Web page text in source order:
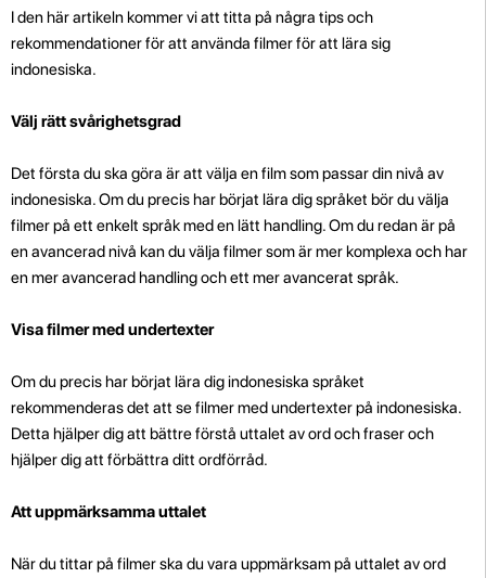
I den här artikeln kommer vi att titta på några tips och
rekommendationer för att använda filmer för att lära sig
indonesiska.
Välj rätt svårighetsgrad
Det första du ska göra är att välja en film som passar din nivå av
indonesiska. Om du precis har börjat lära dig språket bör du välja
filmer på ett enkelt språk med en lätt handling. Om du redan är på
en avancerad nivå kan du välja filmer som är mer komplexa och har
en mer avancerad handling och ett mer avancerat språk.
Visa filmer med undertexter
Om du precis har börjat lära dig indonesiska språket
rekommenderas det att se filmer med undertexter på indonesiska.
Detta hjälper dig att bättre förstå uttalet av ord och fraser och
hjälper dig att förbättra ditt ordförråd.
Att uppmärksamma uttalet
När du tittar på filmer ska du vara uppmärksam på uttalet av ord